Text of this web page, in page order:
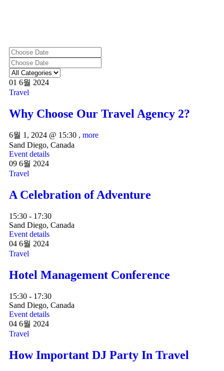
01 6월 2024
Travel
Why Choose Our Travel Agency 2?
6월 1, 2024 @ 15:30 , more
Sand Diego, Canada
Event details
09 6월 2024
Travel
A Celebration of Adventure
15:30 - 17:30
Sand Diego, Canada
Event details
04 6월 2024
Travel
Hotel Management Conference
15:30 - 17:30
Sand Diego, Canada
Event details
04 6월 2024
Travel
How Important DJ Party In Travel